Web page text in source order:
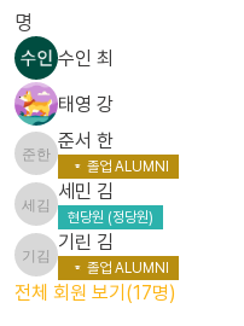
명
수인 최
태영 강
준서 한
준서 한
졸업 ALUMNI
세민 김
세민 김
현당원 (정당원)
기린 김
기린 김
졸업 ALUMNI
전체 회원 보기(17명)